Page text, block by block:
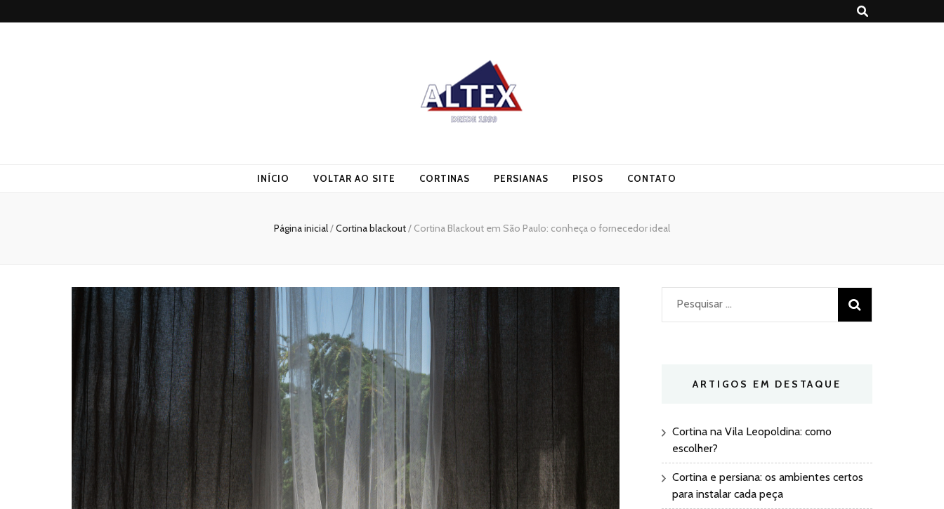
INÍCIO VOLTAR AO SITE CORTINAS PERSIANAS PISOS CONTATO
Página inicial/Cortina blackout/ Cortina Blackout em São Paulo: conheça o fornecedor ideal
Pesquisar
por:
ARTIGOS EM DESTAQUE
Cortina na Vila Leopoldina: como
escolher?
Cortina e persiana: os ambientes certos
para instalar cada peça